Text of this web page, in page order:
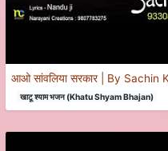
आओ सांवलिया सरकार | By Sachin
खाटू श्याम भजन (Khatu Shyam Bhajan)